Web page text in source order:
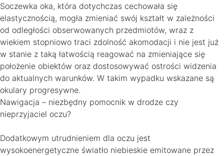
Soczewka oka, która dotychczas cechowała się
elastycznością, mogła zmieniać swój kształt w zależności
od odległości obserwowanych przedmiotów, wraz z
wiekiem stopniowo traci zdolność akomodacji i nie jest już
w stanie z taką łatwością reagować na zmieniające się
położenie obiektów oraz dostosowywać ostrości widzenia
do aktualnych warunków. W takim wypadku wskazane są
okulary progresywne.
Nawigacja – niezbędny pomocnik w drodze czy
nieprzyjaciel oczu?
Dodatkowym utrudnieniem dla oczu jest
wysokoenergetyczne światło niebieskie emitowane przez